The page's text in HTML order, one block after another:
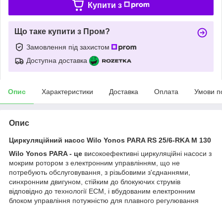
Купити з
Що таке купити з Пром?
Замовлення під захистом
Доступна доставка
Опис Характеристики Доставка Оплата Умови
Опис
Циркуляційний насос Wilo Yonos PARA RS 25/6-RKA M 130
Wilo Yonos PARA - це високоефективні циркуляційні насоси з
мокрим ротором з електронним управлінням, що не
потребують обслуговування, з різьбовими з'єднаннями,
синхронним двигуном, стійким до блокуючих струмів
відповідно до технології ECM, і вбудованим електронним
блоком управління потужністю для плавного регулювання